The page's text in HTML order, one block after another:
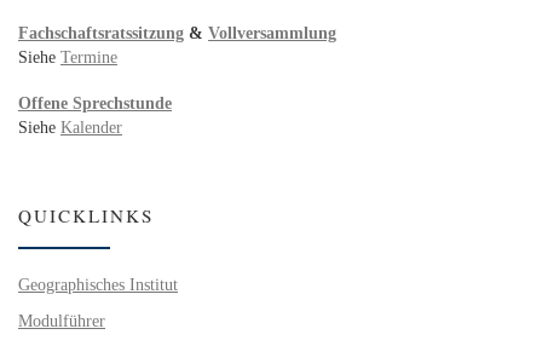
Fachschaftsratssitzung & Vollversammlung
Siehe Termine
Offene Sprechstunde
Siehe Kalender
QUICKLINKS
Geographisches Institut
Modulführer